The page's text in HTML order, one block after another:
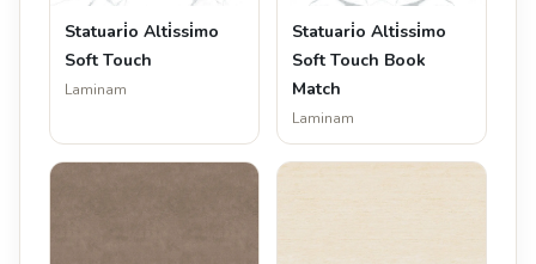
Statuari̇o Alti̇ssi̇mo
Soft Touch
Laminam
Statuari̇o Alti̇ssi̇mo
Soft Touch Book
Match
Laminam